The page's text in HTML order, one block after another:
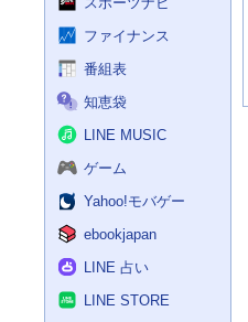
ファイナンス
番組表
知恵袋
LINE MUSIC
ゲーム
Yahoo!モバゲー
ebookjapan
LINE 占い
LINE STORE